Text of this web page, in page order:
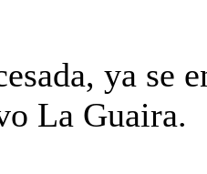
ya se
La Guaira.